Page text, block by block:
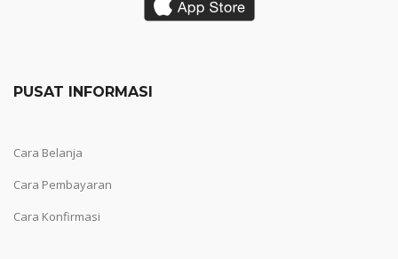
PUSAT INFORMASI
Cara Belanja
Cara Pembayaran
Cara Konfirmasi